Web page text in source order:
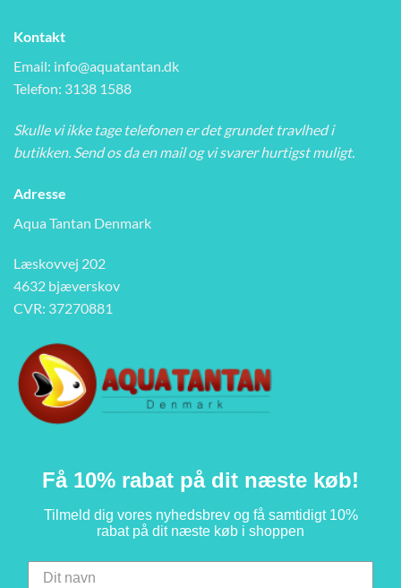
Kontakt
Email: info@aquatantan.dk
Telefon: 3138 1588
Skulle vi ikke tage telefonen er det grundet travlhed i
butikken. Send os da en mail og vi svarer hurtigst muligt.
Adresse
Aqua Tantan Denmark
Læskovvej 202
4632 bjæverskov
CVR: 37270881
Få 10% rabat på dit næste køb!
Tilmeld dig vores nyhedsbrev og få samtidigt 10%
rabat på dit næste køb i shoppen